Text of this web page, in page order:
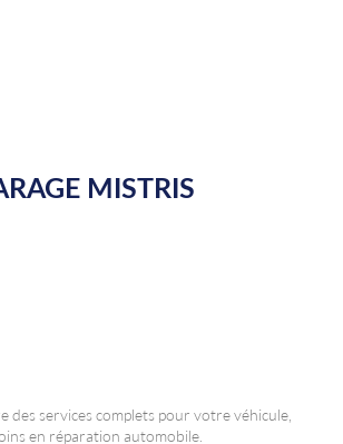
MISTRIS
des services complets pour votre véhicule,
en réparation automobile.